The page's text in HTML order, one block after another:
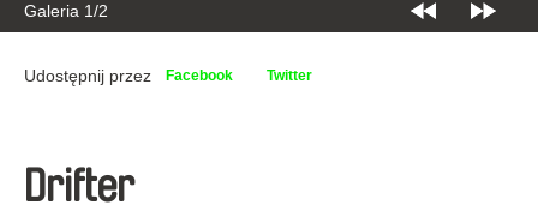
Galeria 1/2
Udostępnij przez Facebook Twitter
Drifter